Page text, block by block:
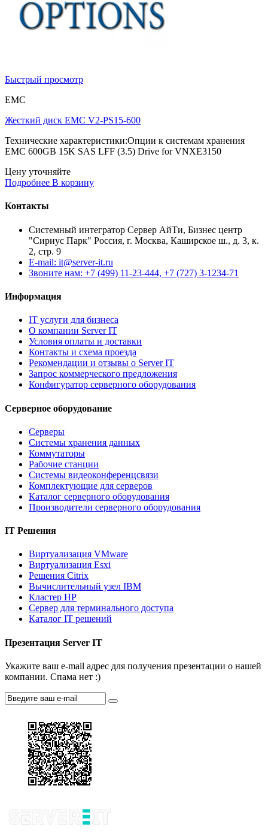
Быстрый просмотр
EMC
Жесткий диск EMC V2-PS15-600
Технические характеристики:Опции к системам хранения
EMC 600GB 15K SAS LFF (3.5) Drive for VNXE3150
Цену уточняйте
Подробнее В корзину
Контакты
Системный интегратор Сервер АйТи, Бизнес центр
"Сириус Парк" Россия, г. Москва, Каширское ш., д. 3, к.
2, стр. 9
E-mail: it@server-it.ru
Звоните нам: +7 (499) 11-23-444, +7 (727) 3-1234-71
Информация
IT услуги для бизнеса
О компании Server IT
Условия оплаты и доставки
Контакты и схема проезда
Рекомендации и отзывы о Server IT
Запрос коммерческого предложения
Конфигуратор серверного оборудования
Серверное оборудование
Серверы
Системы хранения данных
Коммутаторы
Рабочие станции
Системы видеоконференцсвязи
Комплектующие для серверов
Каталог серверного оборудования
Производители серверного оборудования
IT Решения
Виртуализация VMware
Виртуализация Esxi
Решения Citrix
Вычислительный узел IBM
Кластер HP
Сервер для терминального доступа
Каталог IT решений
Презентация Server IT
Укажите ваш e-mail адрес для получения презентации о нашей
компании. Спама нет :)